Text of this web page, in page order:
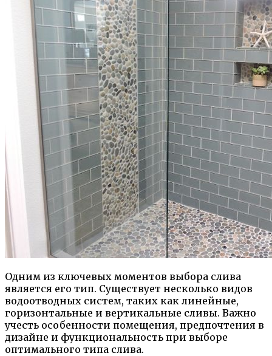
Одним из ключевых моментов выбора слива
является его тип. Существует несколько видов
водоотводных систем, таких как линейные,
горизонтальные и вертикальные сливы. Важно
учесть особенности помещения, предпочтения в
дизайне и функциональность при выборе
оптимального типа слива.